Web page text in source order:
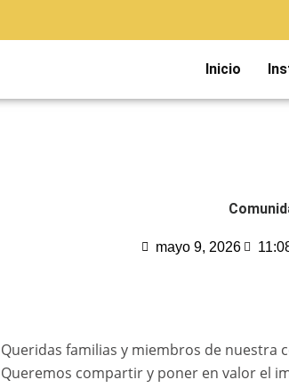
Inicio
mayo 9, 2026
Queridas familias y miembros de nuestra
Queremos compartir y poner en valor el